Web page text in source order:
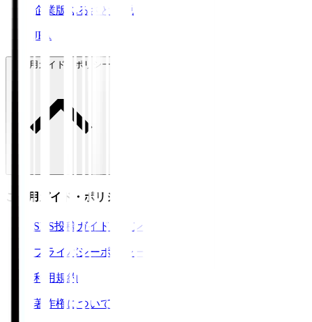
企業版ふるさと納税
JFA
ご利用ガイド・ポリシー
ご利用ガイド・ポリシー
SNS投稿ガイドライン
プライバシーポリシー
利用規約
著作権について